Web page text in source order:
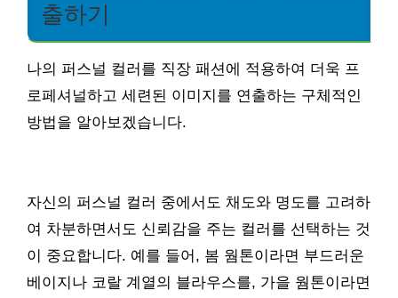
출하기
나의 퍼스널 컬러를 직장 패션에 적용하여 더욱 프
로페셔널하고 세련된 이미지를 연출하는 구체적인
방법을 알아보겠습니다.
자신의 퍼스널 컬러 중에서도 채도와 명도를 고려하
여 차분하면서도 신뢰감을 주는 컬러를 선택하는 것
이 중요합니다. 예를 들어, 봄 웜톤이라면 부드러운
베이지나 코랄 계열의 블라우스를, 가을 웜톤이라면